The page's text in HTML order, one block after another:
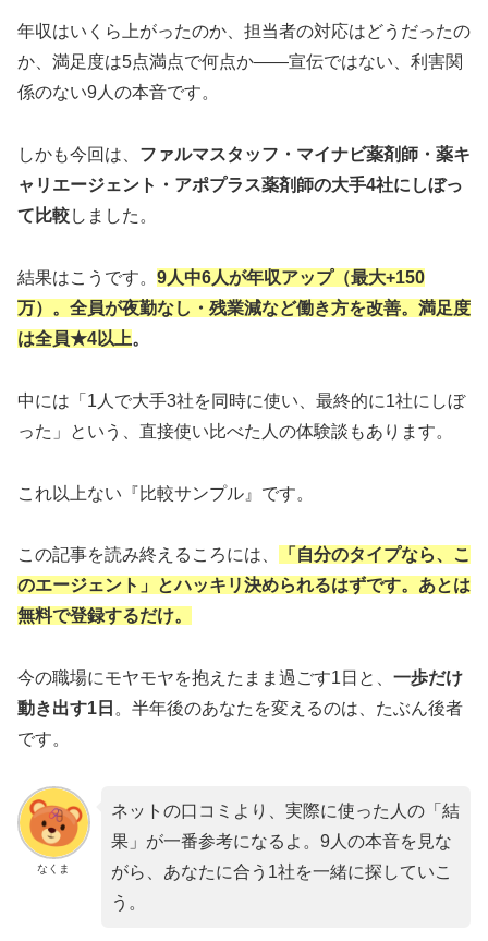
年収はいくら上がったのか、担当者の対応はどうだったの
か、満足度は5点満点で何点か——宣伝ではない、利害関
係のない9人の本音です。
しかも今回は、 ファルマスタッフ・マイナビ薬剤師・薬キ
ャリエージェント・アポプラス薬剤師の大手4社にしぼっ
て比較しました。
結果はこうです。 9人中6人が年収アップ（最大+150
万）。全員が夜勤なし・残業減など働き方を改善。満足度
は全員★4以上。
中には「1人で大手3社を同時に使い、最終的に1社にしぼ
った」という、直接使い比べた人の体験談もあります。
これ以上ない『比較サンプル』です。
この記事を読み終えるころには、
「自分のタイプなら、こ
のエージェント」とハッキリ決められるはずです。あとは
無料で登録するだけ。
今の職場にモヤモヤを抱えたまま過ごす1日と、 一歩だけ
動き出す1日 。半年後のあなたを変えるのは、たぶん後者
です。
なくま
ネットの口コミより、実際に使った人の「結
果」が一番参考になるよ。9人の本音を見な
がら、あなたに合う1社を一緒に探していこ
う。